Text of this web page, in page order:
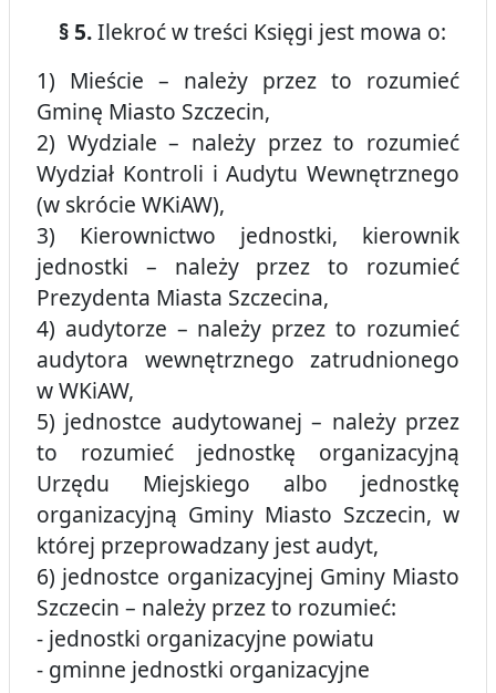
§ 5.Ilekroć w treści Księgi jest mowa o:
1) Mieście – należy przez to rozumieć
Gminę Miasto Szczecin,
2) Wydziale – należy przez to rozumieć
Wydział Kontroli i Audytu Wewnętrznego
(w skrócie WKiAW),
3) Kierownictwo jednostki, kierownik
jednostki – należy przez to rozumieć
Prezydenta Miasta Szczecina,
4) audytorze – należy przez to rozumieć
audytora wewnętrznego zatrudnionego
w WKiAW,
5) jednostce audytowanej – należy przez
to rozumieć jednostkę organizacyjną
Urzędu Miejskiego albo jednostkę
organizacyjną Gminy Miasto Szczecin, w
której przeprowadzany jest audyt,
6) jednostce organizacyjnej Gminy Miasto
Szczecin – należy przez to rozumieć:
- jednostki organizacyjne powiatu
- gminne jednostki organizacyjne